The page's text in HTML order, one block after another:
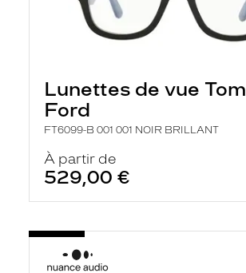
Lunettes de vue Tom
Ford
FT6099-B 001 001 NOIR BRILLANT
À partir de
529,00 €